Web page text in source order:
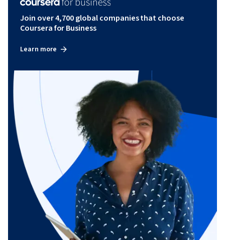
Join over 4,700 global companies that choose
Coursera for Business
Learn more